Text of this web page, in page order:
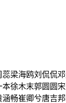
蕊梁海鸥刘侃侃
本徐木末郭圆圆
涵畅崔卿兮唐吉邦